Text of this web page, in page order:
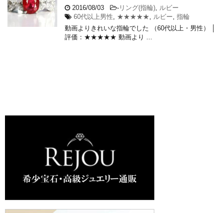
2016/08/03 - リング(指輪)
ルビー
60代以上男性
★★★★★ ルビー 指輪
動画よりきれいな指輪でした （60代以上・男性） │
評価：★★★★★ 動画より ...